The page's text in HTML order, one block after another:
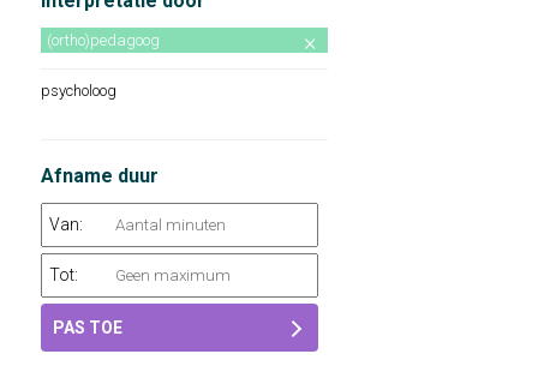
(ortho)pedagoog
psycholoog
Afname duur
Van:
Tot:
PAS TOE